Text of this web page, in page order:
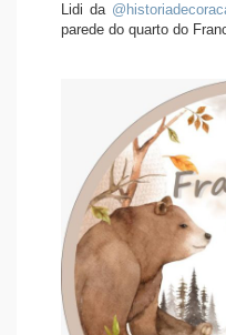
Lidi da
parede do quarto do